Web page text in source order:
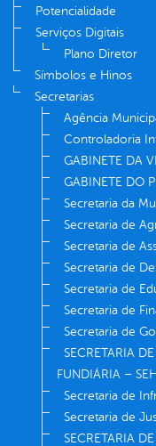
Potencialidade
Serviços Digitais
Plano Diretor
Símbolos e Hinos
Secretarias
Agência
Controladoria
GABINETE DA
GABINETE DO
Secretaria da
Secretaria de
Secretaria de
Secretaria de
Secretaria de
Secretaria de
Secretaria de
SECRETARIA
FUNDIÁRIA –
Secretaria de
Secretaria de
SECRETARIA